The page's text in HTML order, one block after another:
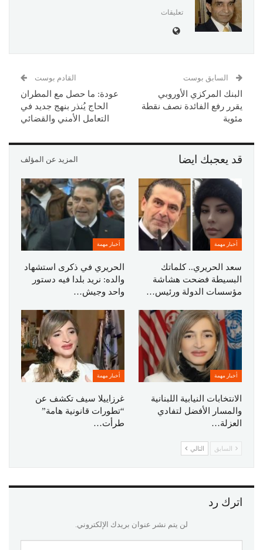
تعليقات
السابق بوست
البنك المركزي الأوروبي
يقرر رفع الفائدة نصف نقطة
مئوية
القادم بوست
عودة: ما حصل مع المطران
الحاج يُنذر بنهج جديد في
التعامل الأمني والقضائي
قد يعجبك ايضا المزيد عن المؤلف
أخبار مهمة
سعد الحريري.. كلماتك
البسيطة فضحت هشاشة
مؤسسات الدولة ورئيس…
أخبار مهمة
الحريري في ذكرى استشهاد
والده: نريد بلدا فيه دستور
واحد وجيش…
أخبار مهمة
الانتخابات النيابية اللبنانية
والمسار الأفضل لتفادي
العزلة…
أخبار مهمة
غرزاييلا سيف تكشف عن
“تطورات قانونية هامة”
طرأت…
السابق التالي
اترك رد
لن يتم نشر عنوان بريدك الإلكتروني.